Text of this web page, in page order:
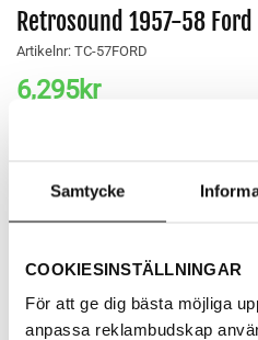
Samtycke
COOKIESINSTÄLLNINGAR
För att ge dig bästa möjliga
anpassa reklambudskap
Retrosound 1957-58 Ford
Artikelnr: TC-57FORD
6,295kr
RDS Radio – DAB/DAB+ –